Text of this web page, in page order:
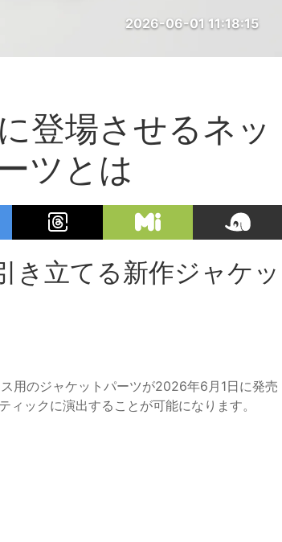
2026-06-01 11:18:15
登場させるネッ
ツとは
き立てる新作ジャケッ
用のジャケットパーツが2026年6月1日に発売
ックに演出することが可能になります。